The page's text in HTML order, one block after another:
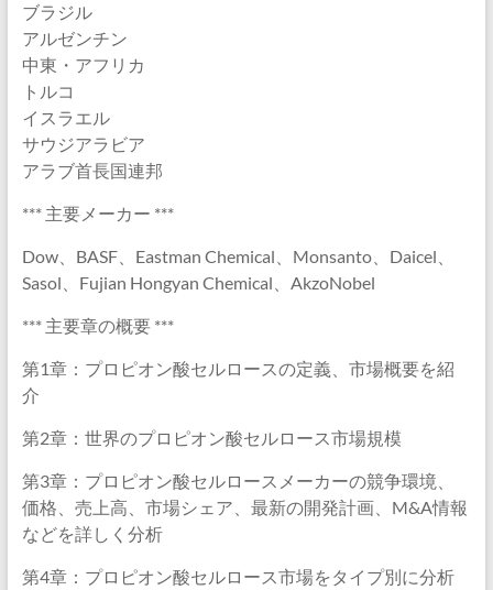
ブラジル
アルゼンチン
中東・アフリカ
トルコ
イスラエル
サウジアラビア
アラブ首長国連邦
*** 主要メーカー ***
Dow、BASF、Eastman Chemical、Monsanto、Daicel、
Sasol、Fujian Hongyan Chemical、AkzoNobel
*** 主要章の概要 ***
第1章：プロピオン酸セルロースの定義、市場概要を紹
介
第2章：世界のプロピオン酸セルロース市場規模
第3章：プロピオン酸セルロースメーカーの競争環境、
価格、売上高、市場シェア、最新の開発計画、M&A情報
などを詳しく分析
第4章：プロピオン酸セルロース市場をタイプ別に分析